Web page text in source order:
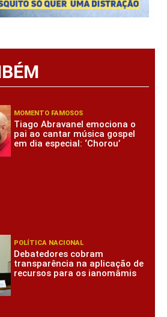
MOMENTO FAMOSOS
Tiago Abravanel emociona o
pai ao cantar música gospel
em dia especial: ‘Chorou’
POLÍTICA NACIONAL
Debatedores cobram
transparência na aplicação de
recursos para os ianomâmis